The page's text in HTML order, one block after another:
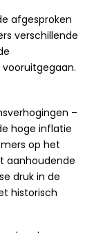
afgesproken
verschillende
–
hoge inflatie
op het
aanhoudende
druk in de
historisch